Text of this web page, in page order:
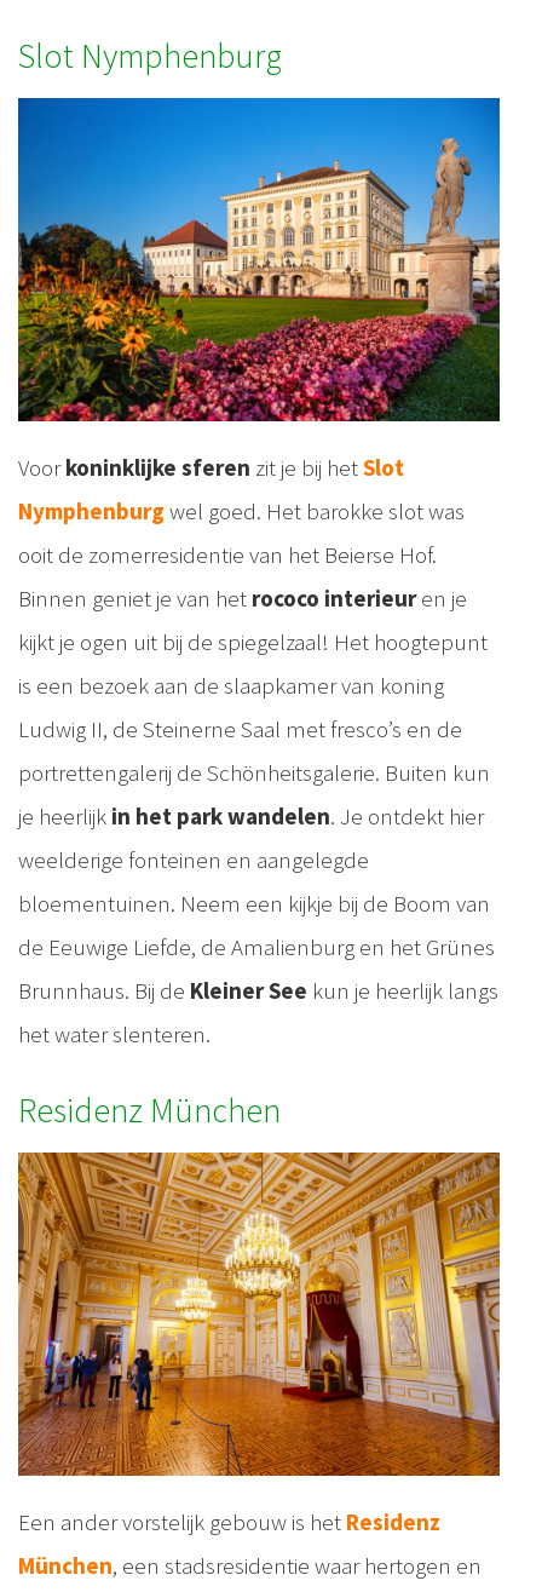
Slot Nymphenburg
Voorkoninklijke sferen zit je bij hetSlot
Nymphenburg wel goed. Het barokke slot was
ooit de zomerresidentie van het Beierse Hof.
Binnen geniet je van het rococo interieuren je
kijkt je ogen uit bij de spiegelzaal! Het hoogtepunt
is een bezoek aan de slaapkamer van koning
Ludwig II, de Steinerne Saal met fresco’s en de
portrettengalerij de Schönheitsgalerie. Buiten kun
je heerlijk in het park wandelen. Je ontdekt hier
weelderige fonteinen en aangelegde
bloementuinen. Neem een kijkje bij de Boom van
de Eeuwige Liefde, de Amalienburg en het Grünes
Brunnhaus. Bij de Kleiner See kun je heerlijk langs
het water slenteren.
Residenz München
Een ander vorstelijk gebouw is het Residenz
München, een stadsresidentie waar hertogen en